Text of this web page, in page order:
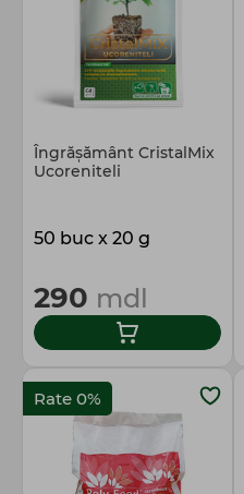
Îngrăşământ CristalMix
Ucoreniteli
50 buc x 20 g
290 mdl
Rate 0%